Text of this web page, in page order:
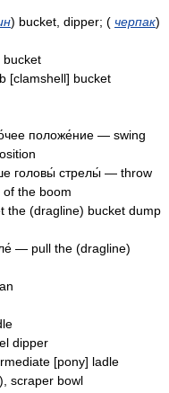
) bucket, dipper; ( черпак)
bucket
[clamshell] bucket
положе́ние — swing
головы́ стрелы́ — throw
the boom
the (dragline) bucket dump
— pull the (dragline)
dipper
[pony] ladle
scraper bowl